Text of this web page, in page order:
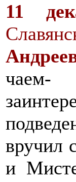
11
чаем-
вручил
и